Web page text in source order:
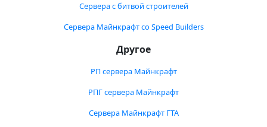
Сервера с битвой строителей
Сервера Майнкрафт со Speed Builders
Другое
РП сервера Майнкрафт
РПГ сервера Майнкрафт
Сервера Майнкрафт ГТА